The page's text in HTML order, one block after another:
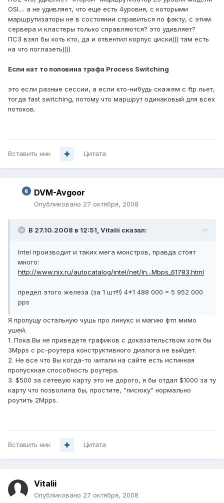
OSI.... а не удивляет, что еще есть 4уровня, с которыми
маршрутизаторы не в состоянии справиться по факту, с этим
сервера и кластеры только справляются? это удивляет?
ПС3 взял бы хоть кто, да и отвентил корпус циски))) там есть
на что поглазеть))))
Если нат то половина трафа Process Switching
это если разные сессии, а если кто-нибудь скажем с ftp льет,
тогда fast switching, потому что маршрут одинаковый для всех
потоков.
Вставить ник Цитата
DVM-Avgoor
Опубликовано 27 октября, 2008
В 27.10.2008 в 12:51, Vitalii сказал:
Intel производит и таких мега монстров, правда стоят
много:
http://www.nix.ru/autocatalog/intel/net/In...Mbps_61783.html
предел этого железа (за 1 шт!!!) 4*1 488 000 = 5 952 000
pps
Я пропущу остальную чушь про линукс и магию фтп мимо
ушей.
1. Пока Вы не приведете графиков с доказательством хотя бы
3Mpps с pc-роутера конструктивного диалога не выйдет.
2. Не все что Вы когда-то читали на сайте есть истинная
пропускная способность роутера.
3. $500 за сетевую карту это не дорого, я бы отдал $1000 за ту
карту что позволила бы, простите, "писюку" нормально
роутить 2Mpps.
Вставить ник Цитата
Vitalii
Опубликовано 27 октября, 2008